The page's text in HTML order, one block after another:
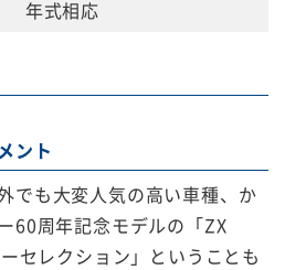
年式相応
ント
でも大変人気の高い車種、か
60周年記念モデルの「ZX
セレクション」ということも